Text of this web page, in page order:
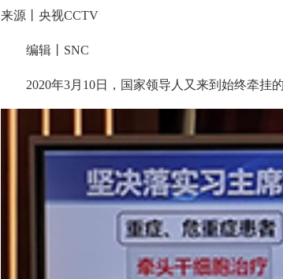
来源丨央视CCTV
编辑丨SNC
2020年3月10日，国家领导人又来到始终牵挂的